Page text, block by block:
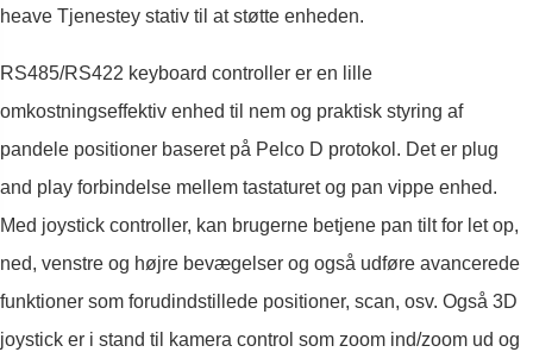
heave Tjenestey stativ til at støtte enheden.
RS485/RS422 keyboard controller er en lille
omkostningseffektiv enhed til nem og praktisk styring af
pandele positioner baseret på Pelco D protokol. Det er plug
and play forbindelse mellem tastaturet og pan vippe enhed.
Med joystick controller, kan brugerne betjene pan tilt for let op,
ned, venstre og højre bevægelser og også udføre avancerede
funktioner som forudindstillede positioner, scan, osv. Også 3D
joystick er i stand til kamera control som zoom ind/zoom ud og